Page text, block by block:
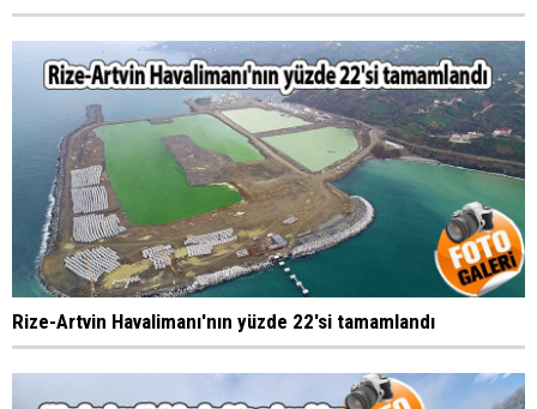
Rize-Artvin Havalimanı'nın yüzde 22'si tamamlandı